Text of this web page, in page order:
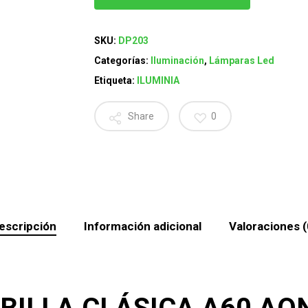
SKU: DP203
Categorías:
Iluminación, Lámparas Led
Etiqueta:
ILUMINIA
Share 0
Información adicional Valoraciones